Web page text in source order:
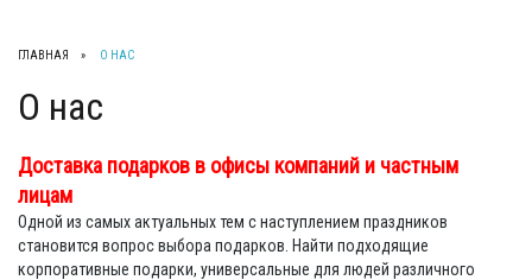
ГЛАВНАЯ О НАС
О нас
Доставка подарков в офисы компаний и частным
лицам
Одной из самых актуальных тем с наступлением праздников
становится вопрос выбора подарков. Найти подходящие
корпоративные подарки, универсальные для людей различного